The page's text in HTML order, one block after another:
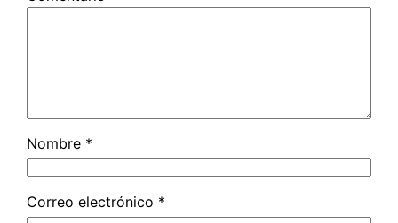
Nombre *
Correo electrónico *